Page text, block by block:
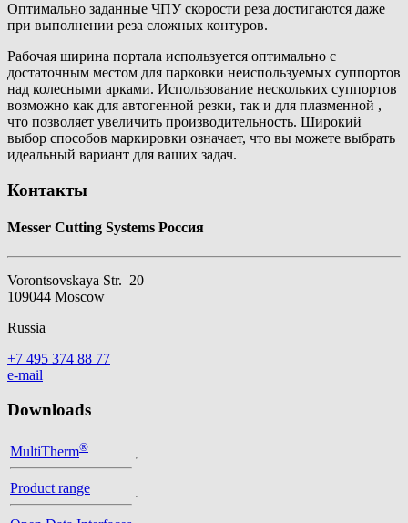
Оптимально заданные ЧПУ скорости реза достигаются даже
при выполнении реза сложных контуров.
Рабочая ширина портала используется оптимально с
достаточным местом для парковки неиспользуемых суппортов
над колесными арками. Использование нескольких суппортов
возможно как для автогенной резки, так и для плазменной ,
что позволяет увеличить производительность. Широкий
выбор способов маркировки означает, что вы можете выбрать
идеальный вариант для ваших задач.
Контакты
Messer Cutting Systems Россия
Vorontsovskaya Str. 20
109044 Moscow
Russia
+7 495 374 88 77
e-mail
Downloads
MultiTherm®
Product range